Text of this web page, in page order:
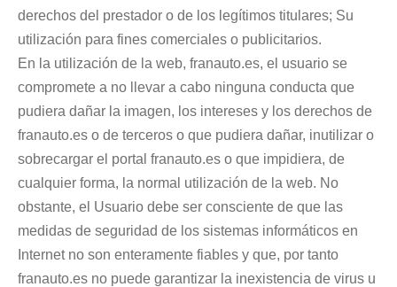
derechos del prestador o de los legítimos titulares; Su
utilización para fines comerciales o publicitarios.
En la utilización de la web, franauto.es, el usuario se
compromete a no llevar a cabo ninguna conducta que
pudiera dañar la imagen, los intereses y los derechos de
franauto.es o de terceros o que pudiera dañar, inutilizar o
sobrecargar el portal franauto.es o que impidiera, de
cualquier forma, la normal utilización de la web. No
obstante, el Usuario debe ser consciente de que las
medidas de seguridad de los sistemas informáticos en
Internet no son enteramente fiables y que, por tanto
franauto.es no puede garantizar la inexistencia de virus u